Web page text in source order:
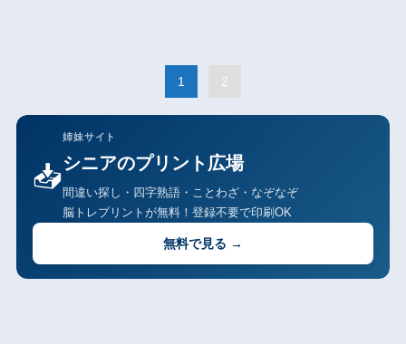
1 2
📥
姉妹サイト
シニアのプリント広場
間違い探し・四字熟語・ことわざ・なぞなぞ
脳トレプリントが無料！登録不要で印刷OK
無料で見る →